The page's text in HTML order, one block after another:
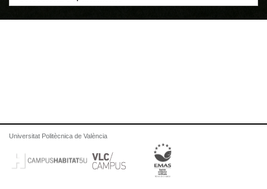
Universitat Politècnica de València